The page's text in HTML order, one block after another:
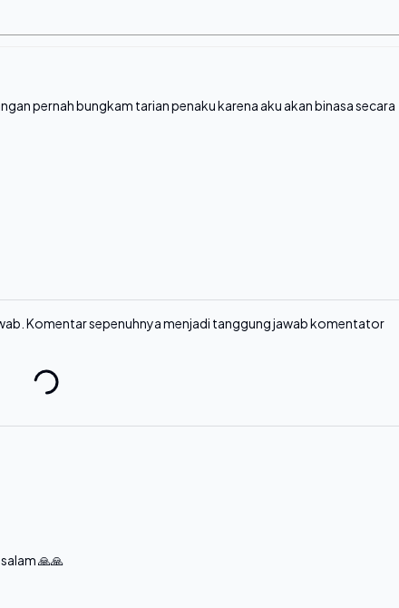
pernah bungkam tarian penaku karena aku akan binasa secara
Komentar sepenuhnya menjadi tanggung jawab komentator
🙏🙏